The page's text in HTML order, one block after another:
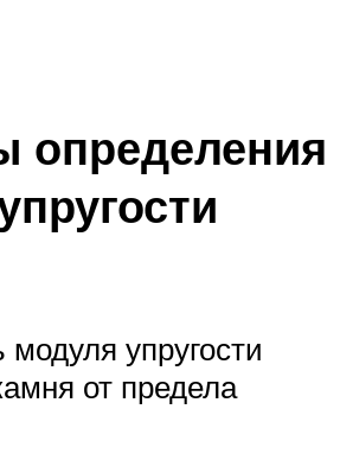
определения
упругости
от предела